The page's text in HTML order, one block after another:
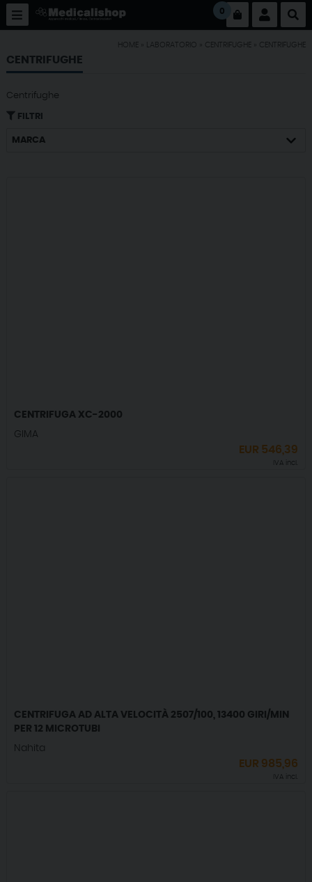
0
HOME LABORATORIO CENTRIFUGHE CENTRIFUGHE
CENTRIFUGHE
Centrifughe
FILTRI
MARCA
CENTRIFUGA XC-2000
GIMA
EUR 546,39
IVA incl.
CENTRIFUGA AD ALTA VELOCITÀ 2507/100, 13400 GIRI/MIN
PER 12 MICROTUBI
Nahita
EUR 985,96
IVA incl.